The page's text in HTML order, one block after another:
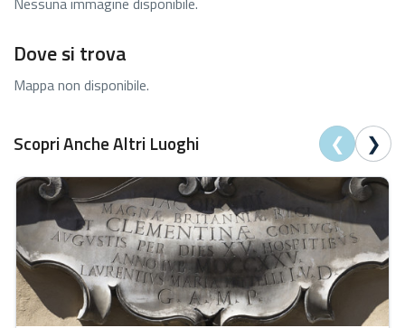
Dove si trova
Mappa non disponibile.
Scopri Anche Altri Luoghi ❮ ❯